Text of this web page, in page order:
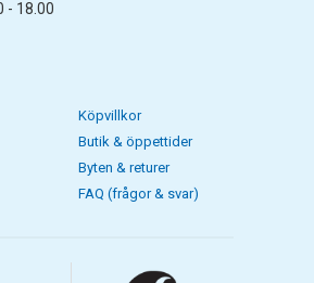
- 18.00
Köpvillkor
Butik & öppettider
Byten & returer
FAQ (frågor & svar)